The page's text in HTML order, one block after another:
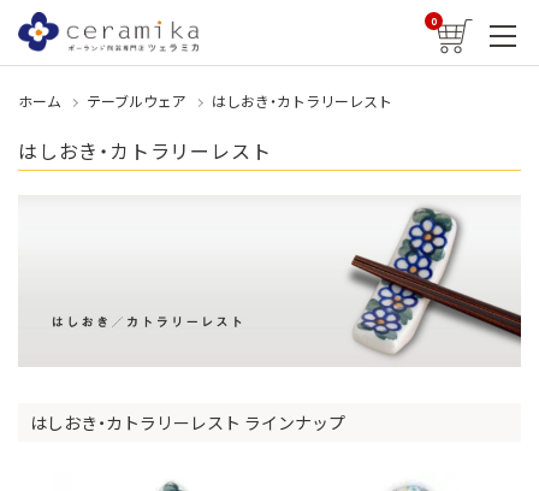
0
ホーム テーブルウェア はしおき・カトラリーレスト
はしおき・カトラリーレスト
はしおき・カトラリーレスト ラインナップ